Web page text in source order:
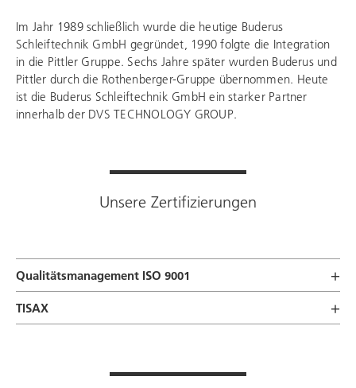
Im Jahr 1989 schließlich wurde die heutige Buderus
Schleiftechnik GmbH gegründet, 1990 folgte die Integration
in die Pittler Gruppe. Sechs Jahre später wurden Buderus und
Pittler durch die Rothenberger-Gruppe übernommen. Heute
ist die Buderus Schleiftechnik GmbH ein starker Partner
innerhalb der DVS TECHNOLOGY GROUP.
Unsere Zertifizierungen
Qualitätsmanagement ISO 9001
TISAX